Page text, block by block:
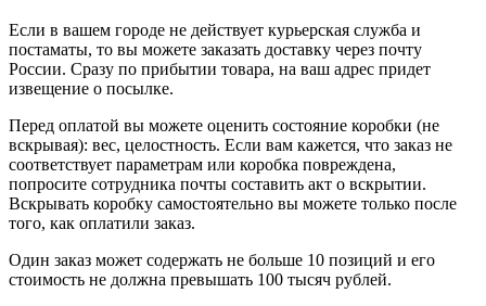
Если в вашем городе не действует курьерская служба и
постаматы, то вы можете заказать доставку через почту
России. Сразу по прибытии товара, на ваш адрес придет
извещение о посылке.
Перед оплатой вы можете оценить состояние коробки (не
вскрывая): вес, целостность. Если вам кажется, что заказ не
соответствует параметрам или коробка повреждена,
попросите сотрудника почты составить акт о вскрытии.
Вскрывать коробку самостоятельно вы можете только после
того, как оплатили заказ.
Один заказ может содержать не больше 10 позиций и его
стоимость не должна превышать 100 тысяч рублей.